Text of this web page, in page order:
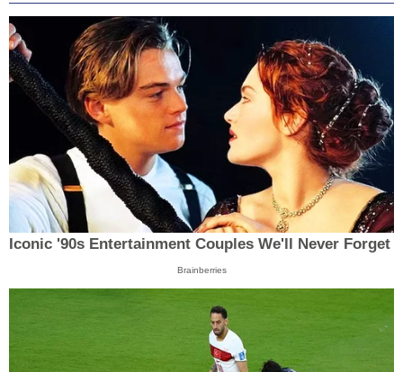
Iconic '90s Entertainment Couples We'll Never Forget
Brainberries